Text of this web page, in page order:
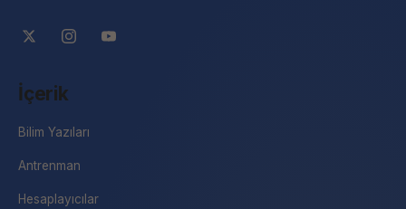
İçerik
Bilim Yazıları
Antrenman
Hesaplayıcılar